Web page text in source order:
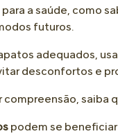
a saúde, como
futuros.
adequados,
desconfortos e
compreensão, saiba
podem se